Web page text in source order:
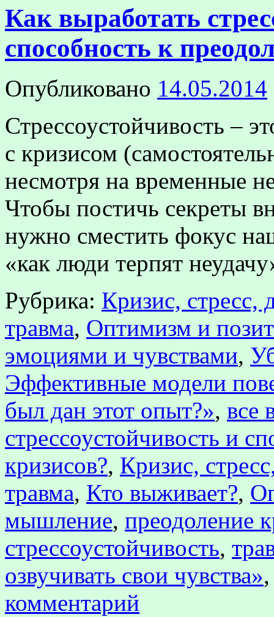
Как выработать
способность к
Опубликовано 14.05.2014
Стрессоустойчивость –
с кризисом
несмотря на временные
Чтобы постичь секреты
нужно сместить фокус
«как люди терпят
Рубрика: Кризис, стресс,
травма, Оптимизм и
эмоциями и чувствами,
Эффективные модели
был дан этот опыт?», все
стрессоустойчивость и
кризисов?, Кризис,
травма, Кто выживает?,
мышление, преодоление
стрессоустойчивость,
озвучивать свои чувства»
комментарий